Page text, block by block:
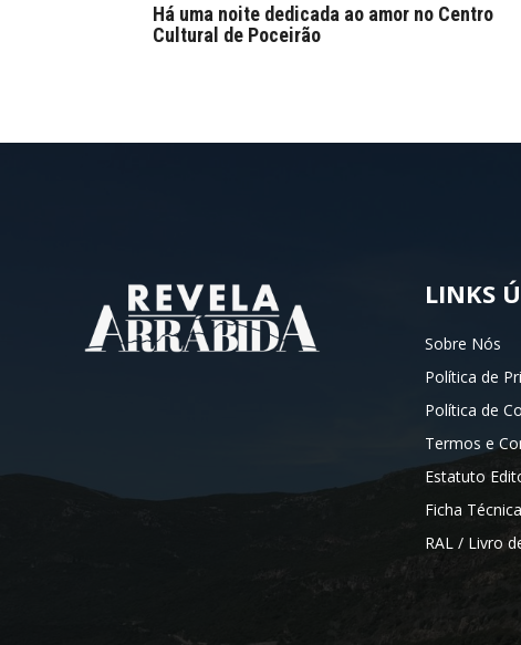
Há uma noite dedicada ao amor no Centro
Cultural de Poceirão
LINKS
Sobre Nós
Política de
Política de
Termos e
Estatuto
Ficha Técnica
RAL / Livro